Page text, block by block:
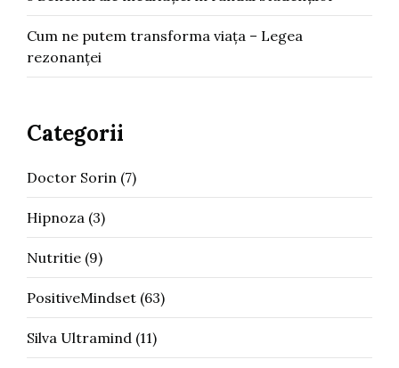
Cum ne putem transforma viața – Legea
rezonanței
Categorii
Doctor Sorin (7)
Hipnoza (3)
Nutritie (9)
PositiveMindset (63)
Silva Ultramind (11)